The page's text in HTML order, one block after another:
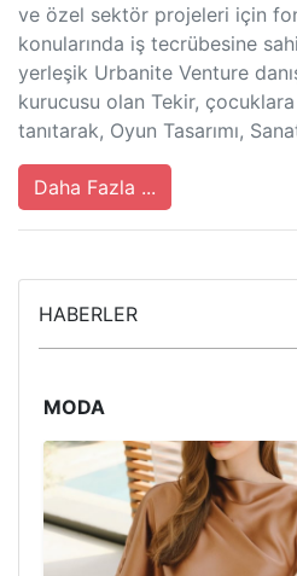
ve özel sektör projeleri için
konularında iş tecrübesine
yerleşik Urbanite Venture
kurucusu olan Tekir,
tanıtarak, Oyun Tasarımı,
Daha Fazla ...
HABERLER
MODA